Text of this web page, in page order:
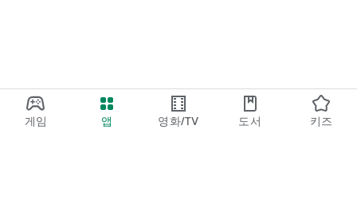
게임 앱 영화/TV 도서 키즈